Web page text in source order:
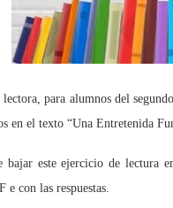
para alumnos del
en el texto “Una Entretenida
este ejercicio de lectura
con las respuestas.